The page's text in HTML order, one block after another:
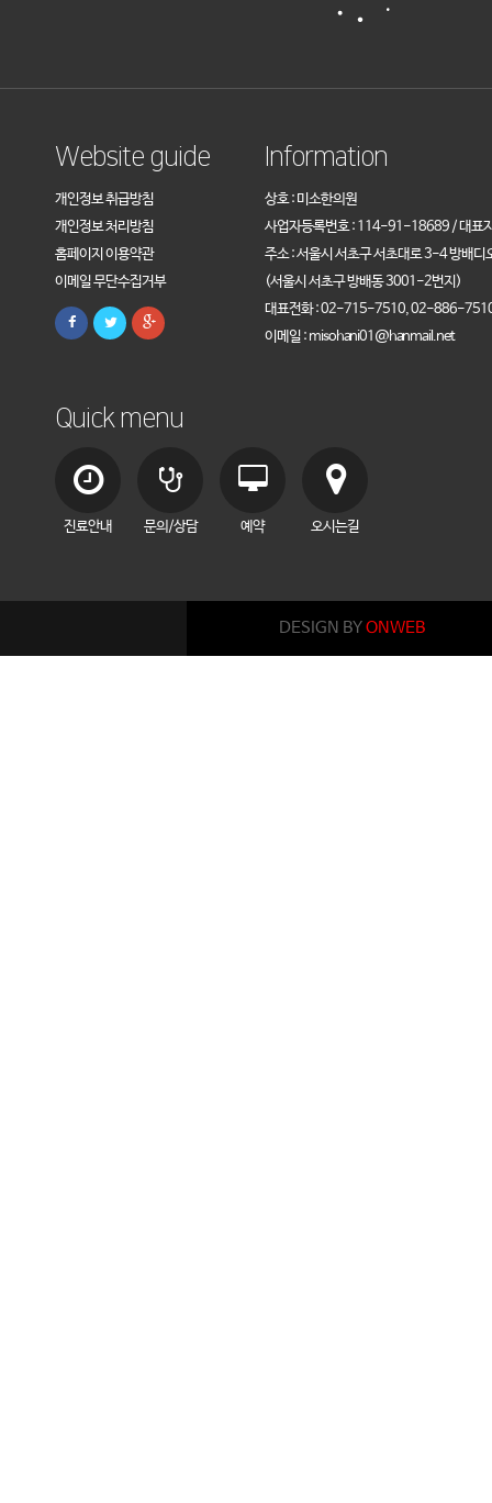
Website guide
개인정보 취급방침
개인정보 처리방침
홈페이지 이용약관
이메일 무단수집거부
Information
상호 : 미소한의원
사업자등록번호 : 114-91-18689 / 대표
주소 : 서울시 서초구 서초대로 3-4 방배
(서울시 서초구 방배동 3001-2번지)
대표전화 : 02-715-7510, 02-886-
이메일 : misohani01@hanmail.net
Quick menu
진료안내 문의/상담 예약 오시는길
DESIGN BYONWEB